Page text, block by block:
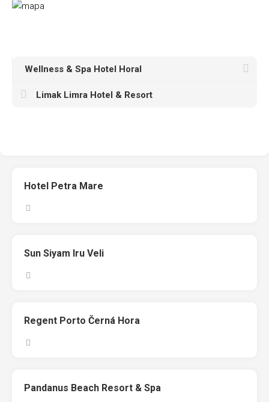
Wellness & Spa Hotel Horal
Limak Limra Hotel & Resort
Hotel Petra Mare
Sun Siyam Iru Veli
Regent Porto Černá Hora
Pandanus Beach Resort & Spa